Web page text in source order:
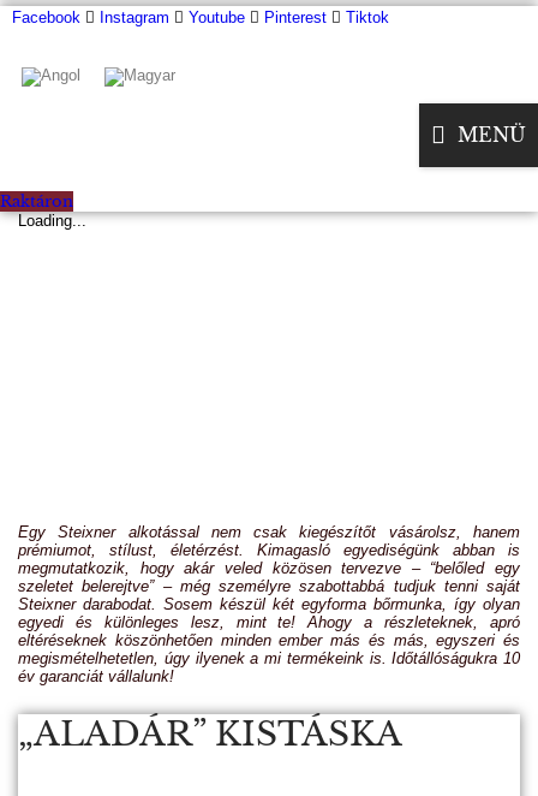
Facebook Instagram Youtube Pinterest Tiktok
MENÜ
Raktáron
Loading...
Egy Steixner alkotással nem csak kiegészítőt vásárolsz, hanem
prémiumot, stílust, életérzést. Kimagasló egyediségünk abban is
megmutatkozik, hogy akár veled közösen tervezve – “belőled egy
szeletet belerejtve” – még személyre szabottabbá tudjuk tenni saját
Steixner darabodat. Sosem készül két egyforma bőrmunka, így olyan
egyedi és különleges lesz, mint te! Ahogy a részleteknek, apró
eltéréseknek köszönhetően minden ember más és más, egyszeri és
megismételhetetlen, úgy ilyenek a mi termékeink is. Időtállóságukra 10
év garanciát vállalunk!
„ALADÁR” KISTÁSKA